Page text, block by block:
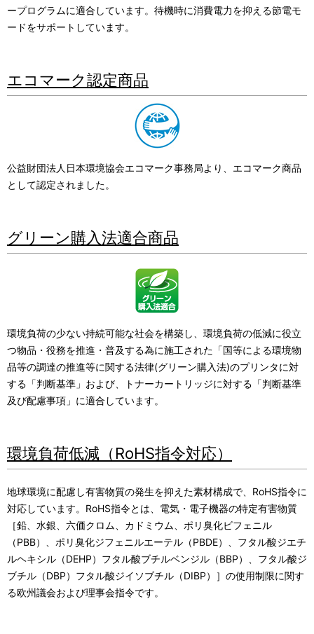
ープログラムに適合しています。待機時に消費電力を抑える節電モ
ードをサポートしています。
エコマーク認定商品
公益財団法人日本環境協会エコマーク事務局より、エコマーク商品
として認定されました。
グリーン購入法適合商品
環境負荷の少ない持続可能な社会を構築し、環境負荷の低減に役立
つ物品・役務を推進・普及する為に施工された「国等による環境物
品等の調達の推進等に関する法律(グリーン購入法)のプリンタに対
する「判断基準」および、トナーカートリッジに対する「判断基準
及び配慮事項」に適合しています。
環境負荷低減（RoHS指令対応）
地球環境に配慮し有害物質の発生を抑えた素材構成で、RoHS指令に
対応しています。RoHS指令とは、電気・電子機器の特定有害物質
［鉛、水銀、六価クロム、カドミウム、ポリ臭化ビフェニル
（PBB）、ポリ臭化ジフェニルエーテル（PBDE）、フタル酸ジエチ
ルヘキシル（DEHP）フタル酸ブチルベンジル（BBP）、フタル酸ジ
ブチル（DBP）フタル酸ジイソブチル（DIBP）］の使用制限に関す
る欧州議会および理事会指令です。